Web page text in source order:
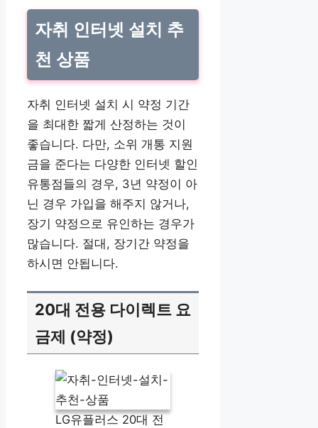
자취 인터넷 설치 추
천 상품
자취 인터넷 설치 시 약정 기간
을 최대한 짧게 산정하는 것이
좋습니다. 다만, 소위 개통 지원
금을 준다는 다양한 인터넷 할인
유통점들의 경우, 3년 약정이 아
닌 경우 가입을 해주지 않거나,
장기 약정으로 유인하는 경우가
많습니다. 절대, 장기간 약정을
하시면 안됩니다.
20대 전용 다이렉트 요
금제 (약정)
LG유플러스 20대 전